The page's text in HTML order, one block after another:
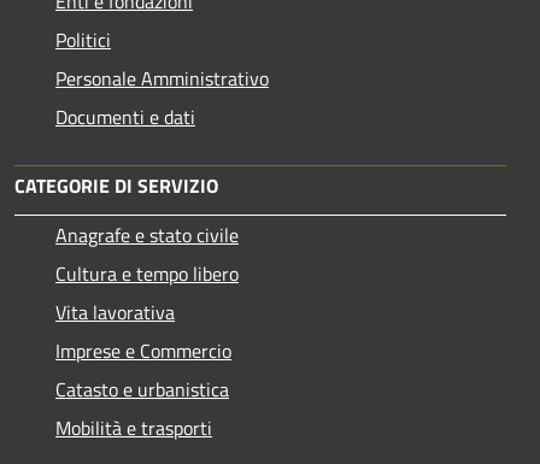
Politici
Personale Amministrativo
Documenti e dati
CATEGORIE DI SERVIZIO
Anagrafe e stato civile
Cultura e tempo libero
Vita lavorativa
Imprese e Commercio
Catasto e urbanistica
Mobilità e trasporti